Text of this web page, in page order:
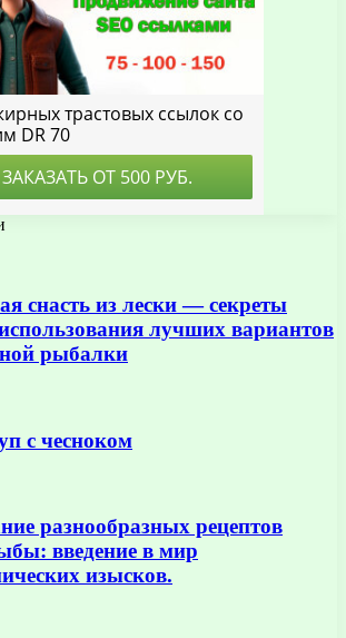
снасть из лески — секреты
лучших вариантов
рыбалки
с чесноком
разнообразных рецептов
введение в мир
изысков.